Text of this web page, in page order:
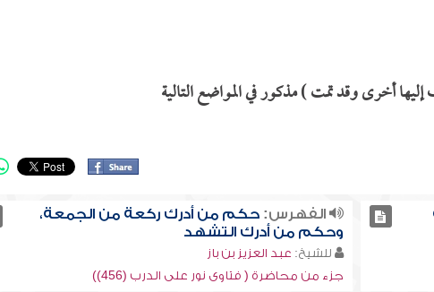
أخرى وقد تمت ) مذكور في المواضع التالية
الفهرس: حكم من أدرك ركعة من الجمعة،
وحكم من أدرك التشهد
للشيخ: عبد العزيز بن باز
جزء من محاضرة ( فتاوى نور على الدرب (456))